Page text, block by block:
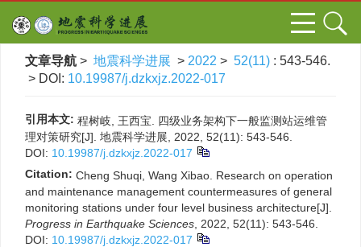
文章导航 > 地震科学进展 > 2022 > 52(11) : 543-546.
> DOI: 10.19987/j.dzkxjz.2022-017
引用本文: 程树岐, 王西宝. 四级业务架构下一般监测站运维管
理对策研究[J]. 地震科学进展, 2022, 52(11): 543-546.
DOI: 10.19987/j.dzkxjz.2022-017
Citation: Cheng Shuqi, Wang Xibao. Research on operation
and maintenance management countermeasures of general
monitoring stations under four level business architecture[J].
Progress in Earthquake Sciences , 2022, 52(11): 543-546.
DOI: 10.19987/j.dzkxjz.2022-017